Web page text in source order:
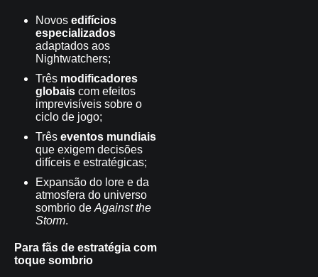
Novos edifícios
especializados
adaptados aos
Nightwatchers;
Três modificadores
globais com efeitos
imprevisíveis sobre o
ciclo de jogo;
Três eventos mundiais
que exigem decisões
difíceis e estratégicas;
Expansão do lore e da
atmosfera do universo
sombrio de Against the
Storm.
Para fãs de estratégia com
toque sombrio